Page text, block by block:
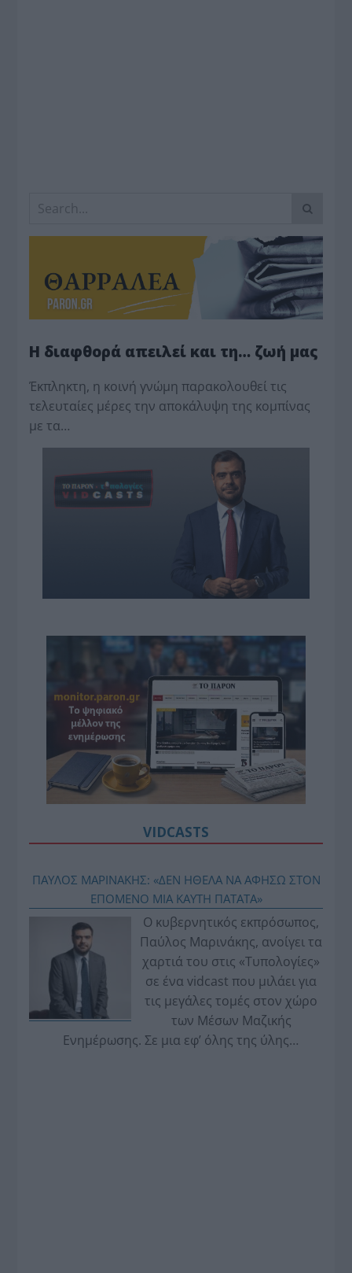
Η διαφθορά απειλεί και τη… ζωή μας
Έκπληκτη, η κοινή γνώμη παρακολουθεί τις
τελευταίες μέρες την αποκάλυψη της κο­μπίνας
με τα…
VIDCASTS
ΠΑΥΛΟΣ ΜΑΡΙΝΑΚΗΣ: «ΔΕΝ ΗΘΕΛΑ ΝΑ ΑΦΗΣΩ ΣΤΟΝ
ΕΠΟΜΕΝΟ ΜΙΑ ΚΑΥΤΗ ΠΑΤΑΤΑ»
Ο κυβερνητικός εκπρόσωπος,
Παύλος Μαρινάκης, ανοίγει τα
χαρτιά του στις «Τυπολογίες»
σε ένα vidcast που μιλάει για
τις μεγάλες τομές στον χώρο
των Μέσων Μαζικής
Ενημέρωσης. Σε μια εφ’ όλης της ύλης